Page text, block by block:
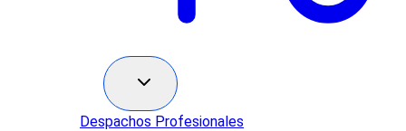
Despachos Profesionales